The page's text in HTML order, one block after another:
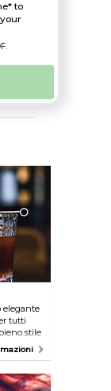
to
elegante
tutti
stile
bar, ma